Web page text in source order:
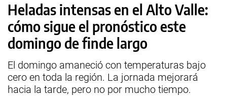
Heladas intensas en el Alto Valle:
cómo sigue el pronóstico este
domingo de finde largo
El domingo amaneció con temperaturas bajo
cero en toda la región. La jornada mejorará
hacia la tarde, pero no por mucho tiempo.